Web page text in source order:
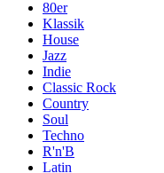
80er
Klassik
House
Jazz
Indie
Classic Rock
Country
Soul
Techno
R'n'B
Latin